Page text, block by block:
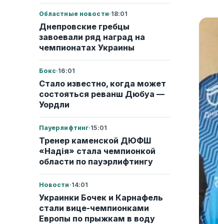
Областные новости·18:01
Днепровские гребцы
завоевали ряд наград на
чемпионатах Украины
Бокс·16:01
Стало известно, когда может
состояться реванш Дюбуа —
Уордли
Пауерлифтинг·15:01
Тренер каменской ДЮФШ
«Надія» стала чемпионкой
области по пауэрлифтингу
Новости ·14:01
Украинки Бочек и Карнафель
стали вице-чемпионками
Европы по прыжкам в воду